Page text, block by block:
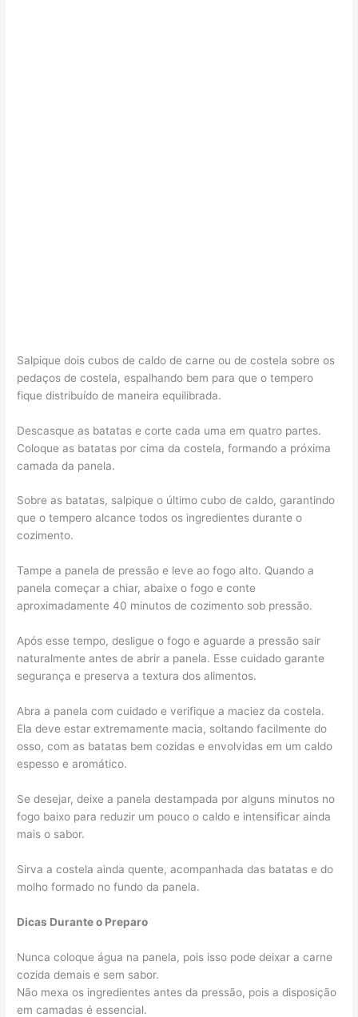
Salpique dois cubos de caldo de carne ou de costela sobre os
pedaços de costela, espalhando bem para que o tempero
fique distribuído de maneira equilibrada.
Descasque as batatas e corte cada uma em quatro partes.
Coloque as batatas por cima da costela, formando a próxima
camada da panela.
Sobre as batatas, salpique o último cubo de caldo, garantindo
que o tempero alcance todos os ingredientes durante o
cozimento.
Tampe a panela de pressão e leve ao fogo alto. Quando a
panela começar a chiar, abaixe o fogo e conte
aproximadamente 40 minutos de cozimento sob pressão.
Após esse tempo, desligue o fogo e aguarde a pressão sair
naturalmente antes de abrir a panela. Esse cuidado garante
segurança e preserva a textura dos alimentos.
Abra a panela com cuidado e verifique a maciez da costela.
Ela deve estar extremamente macia, soltando facilmente do
osso, com as batatas bem cozidas e envolvidas em um caldo
espesso e aromático.
Se desejar, deixe a panela destampada por alguns minutos no
fogo baixo para reduzir um pouco o caldo e intensificar ainda
mais o sabor.
Sirva a costela ainda quente, acompanhada das batatas e do
molho formado no fundo da panela.
Dicas Durante o Preparo
Nunca coloque água na panela, pois isso pode deixar a carne
cozida demais e sem sabor.
Não mexa os ingredientes antes da pressão, pois a disposição
em camadas é essencial.